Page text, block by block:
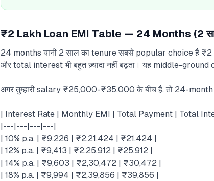
₹2 Lakh Loan EMI Table — 24 Months (2
24 months यानी 2 साल का tenure सबसे popular choice है ₹2
और total interest भी बहुत ज़्यादा नहीं बढ़ता। यह middle-
अगर तुम्हारी salary ₹25,000-₹35,000 के बीच है, तो 24-month
| Interest Rate | Monthly EMI | Total Payment | Total
|---|---|---|---|
| 10% p.a. | ₹9,226 | ₹2,21,424 | ₹21,424 |
| 12% p.a. | ₹9,413 | ₹2,25,912 | ₹25,912 |
| 14% p.a. | ₹9,603 | ₹2,30,472 | ₹30,472 |
| 18% p.a. | ₹9,994 | ₹2,39,856 | ₹39,856 |